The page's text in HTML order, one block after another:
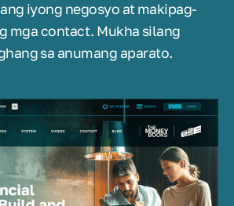
iyong negosyo at makipag-
mga contact. Mukha silang
sa anumang aparato.